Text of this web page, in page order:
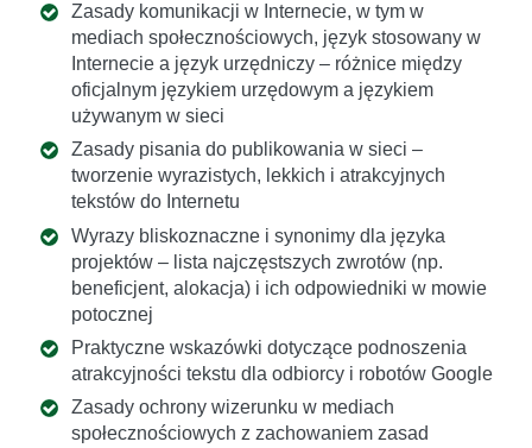
Zasady komunikacji w Internecie, w tym w
mediach społecznościowych, język stosowany w
Internecie a język urzędniczy – różnice między
oficjalnym językiem urzędowym a językiem
używanym w sieci
Zasady pisania do publikowania w sieci –
tworzenie wyrazistych, lekkich i atrakcyjnych
tekstów do Internetu
Wyrazy bliskoznaczne i synonimy dla języka
projektów – lista najczęstszych zwrotów (np.
beneficjent, alokacja) i ich odpowiedniki w mowie
potocznej
Praktyczne wskazówki dotyczące podnoszenia
atrakcyjności tekstu dla odbiorcy i robotów Google
Zasady ochrony wizerunku w mediach
społecznościowych z zachowaniem zasad